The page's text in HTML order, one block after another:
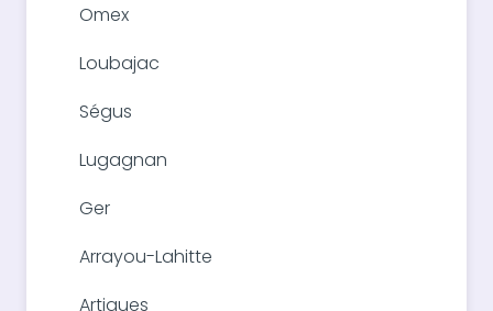
Omex
Loubajac
Ségus
Lugagnan
Ger
Arrayou-Lahitte
Artigues